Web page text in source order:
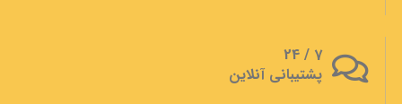
7 / 24
پشتیبانی آنلاین